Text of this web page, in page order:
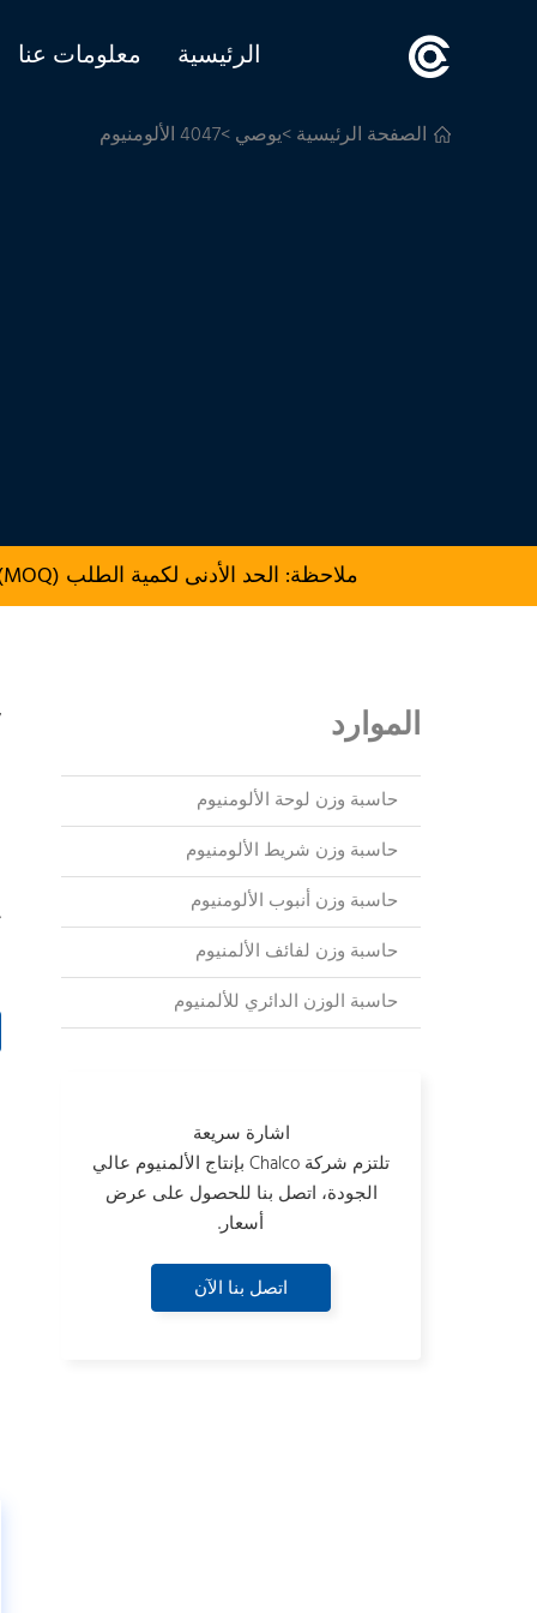
الرئيسية معلومات عنا
الصفحة الرئيسية>يوصي>4047 الألومنيوم
ملاحظة: الحد الأدنى لكمية الطلب (MOQ) للإنتاج هو 500 kg.
الموارد
حاسبة وزن لوحة الألومنيوم
حاسبة وزن شريط الألومنيوم
حاسبة وزن أنبوب الألومنيوم
حاسبة وزن لفائف الألمنيوم
حاسبة الوزن الدائري للألمنيوم
اشارة سريعة
تلتزم شركة Chalco بإنتاج الألمنيوم عالي
الجودة، اتصل بنا للحصول على عرض
أسعار.
اتصل بنا الآن